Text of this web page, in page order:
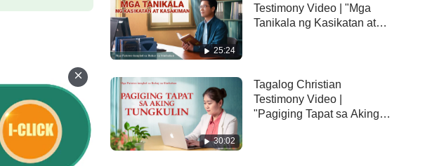
25:24
Testimony Video | "Mga
Tanikala ng Kasikatan at
30:02
Tagalog Christian
Testimony Video |
"Pagiging Tapat sa Aking